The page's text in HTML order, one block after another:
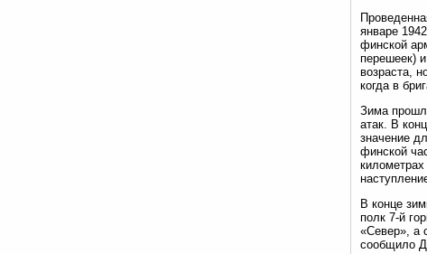
январе
финской
перешеек)
возраста,
когда в
Зима
атак. В
значение
финской
В конце
полк 7-й
«Север», а
сообщило